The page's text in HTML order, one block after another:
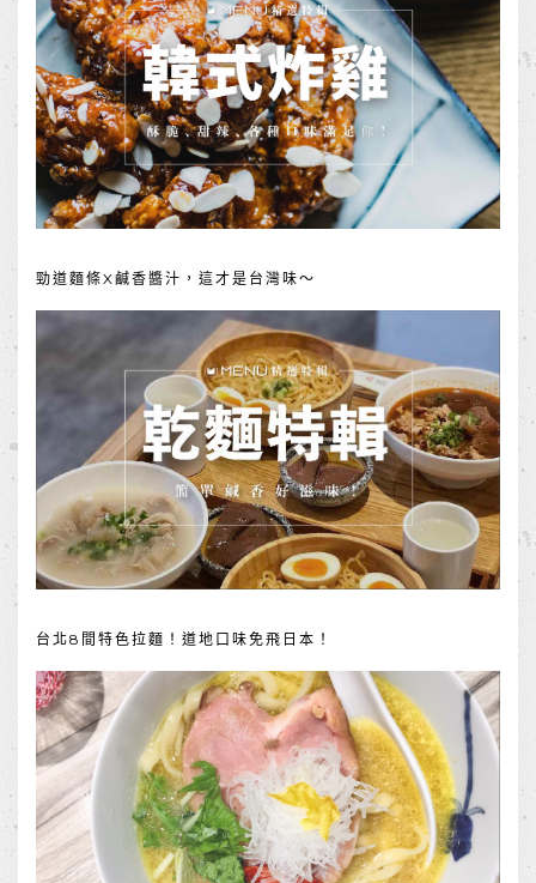
勁道麵條X鹹香醬汁，這才是台灣味～
台北8間特色拉麵！道地口味免飛日本！